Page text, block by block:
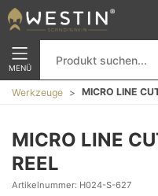
MENÜ
Werkzeuge MICRO LINE
MICRO LINE
REEL
Artikelnummer: H024-S-627